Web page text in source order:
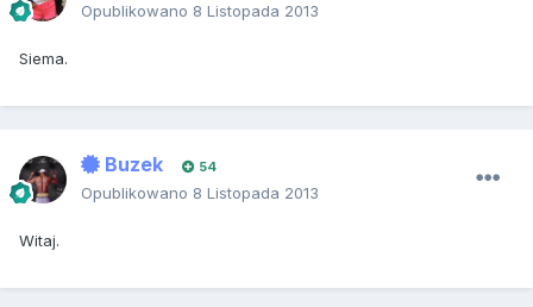
Opublikowano 8 Listopada 2013
Siema.
Buzek 54
Opublikowano 8 Listopada 2013
Witaj.